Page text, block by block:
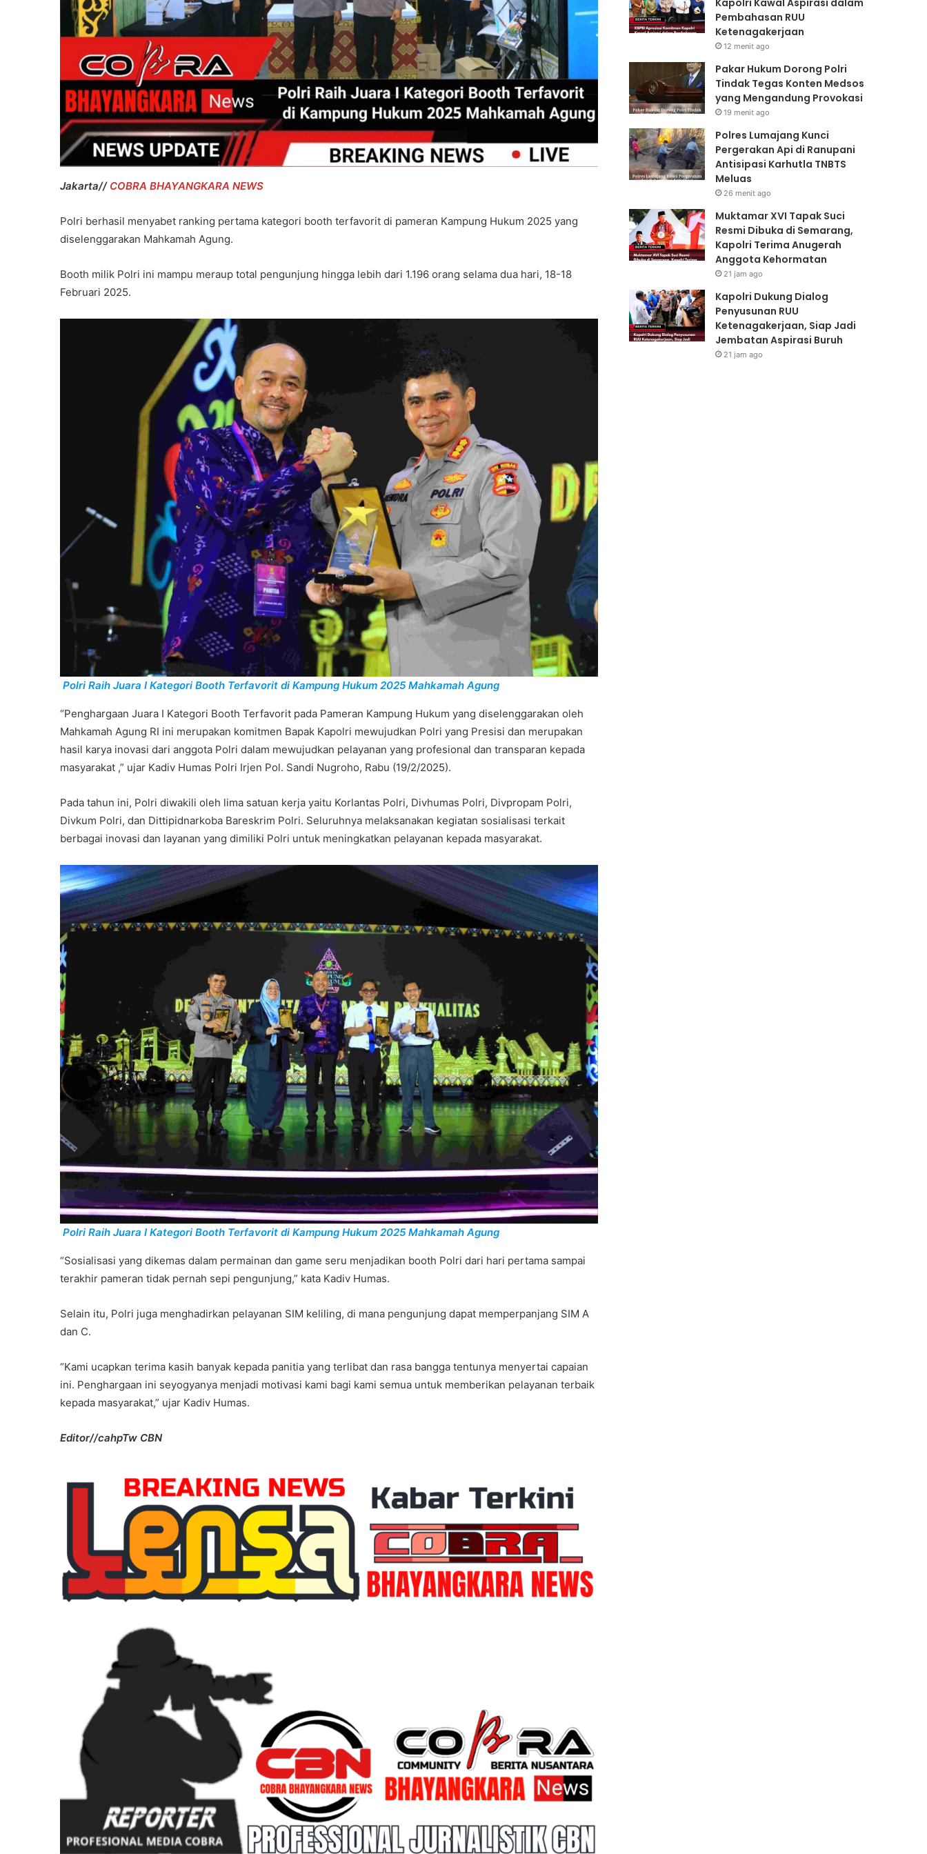
Jakarta// COBRA BHAYANGKARA NEWS
Polri berhasil menyabet ranking pertama kategori booth terfavorit di pameran Kampung Hukum 2025 yang
diselenggarakan Mahkamah Agung.
Booth milik Polri ini mampu meraup total pengunjung hingga lebih dari 1.196 orang selama dua hari, 18-18
Februari 2025.
Polri Raih Juara I Kategori Booth Terfavorit di Kampung Hukum 2025 Mahkamah Agung
“Penghargaan Juara I Kategori Booth Terfavorit pada Pameran Kampung Hukum yang diselenggarakan oleh
Mahkamah Agung RI ini merupakan komitmen Bapak Kapolri mewujudkan Polri yang Presisi dan merupakan
hasil karya inovasi dari anggota Polri dalam mewujudkan pelayanan yang profesional dan transparan kepada
masyarakat ,” ujar Kadiv Humas Polri Irjen Pol. Sandi Nugroho, Rabu (19/2/2025).
Pada tahun ini, Polri diwakili oleh lima satuan kerja yaitu Korlantas Polri, Divhumas Polri, Divpropam Polri,
Divkum Polri, dan Dittipidnarkoba Bareskrim Polri. Seluruhnya melaksanakan kegiatan sosialisasi terkait
berbagai inovasi dan layanan yang dimiliki Polri untuk meningkatkan pelayanan kepada masyarakat.
Polri Raih Juara I Kategori Booth Terfavorit di Kampung Hukum 2025 Mahkamah Agung
“Sosialisasi yang dikemas dalam permainan dan game seru menjadikan booth Polri dari hari pertama sampai
terakhir pameran tidak pernah sepi pengunjung,” kata Kadiv Humas.
Selain itu, Polri juga menghadirkan pelayanan SIM keliling, di mana pengunjung dapat memperpanjang SIM A
dan C.
“Kami ucapkan terima kasih banyak kepada panitia yang terlibat dan rasa bangga tentunya menyertai capaian
ini. Penghargaan ini seyogyanya menjadi motivasi kami bagi kami semua untuk memberikan pelayanan terbaik
kepada masyarakat,” ujar Kadiv Humas.
Editor//cahpTw CBN
Kapolri Kawal Aspirasi dalam
Pembahasan RUU
Ketenagakerjaan
12 menit ago
Pakar Hukum Dorong Polri
Tindak Tegas Konten Medsos
yang Mengandung Provokasi
19 menit ago
Polres Lumajang Kunci
Pergerakan Api di Ranupani
Antisipasi Karhutla TNBTS
Meluas
26 menit ago
Muktamar XVI Tapak Suci
Resmi Dibuka di Semarang,
Kapolri Terima Anugerah
Anggota Kehormatan
21 jam ago
Kapolri Dukung Dialog
Penyusunan RUU
Ketenagakerjaan, Siap Jadi
Jembatan Aspirasi Buruh
21 jam ago